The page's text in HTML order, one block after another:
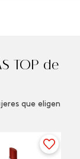
TOP de
que eligen